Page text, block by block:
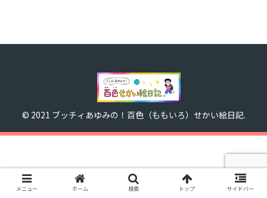
© 2021 ブッチィあゆみの！百色（ももいろ）せかい絵日記.
メニュー ホーム 検索 トップ サイドバー